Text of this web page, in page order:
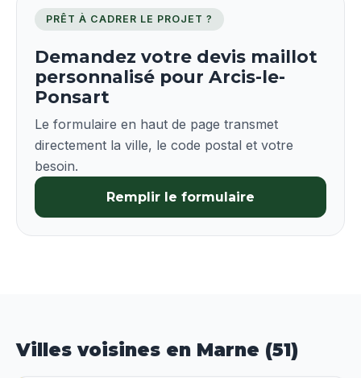
PRÊT À CADRER LE PROJET ?
Demandez votre devis maillot
personnalisé pour Arcis-le-
Ponsart
Le formulaire en haut de page transmet
directement la ville, le code postal et votre
besoin.
Remplir le formulaire
Villes voisines en Marne (51)